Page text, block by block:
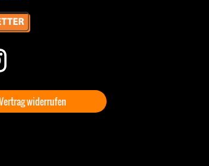
widerrufen